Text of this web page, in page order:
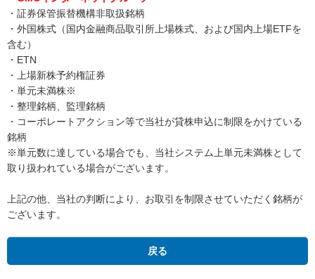
・証券保管振替機構非取扱銘柄
・外国株式（国内金融商品取引所上場株式、および国内上場ETFを
含む）
・ETN
・上場新株予約権証券
・単元未満株※
・整理銘柄、監理銘柄
・コーポレートアクション等で当社が貸株申込に制限をかけている
銘柄
※単元数に達している場合でも、当社システム上単元未満株として
取り扱われている場合がございます。
上記の他、当社の判断により、お取引を制限させていただく銘柄が
ございます。
戻る